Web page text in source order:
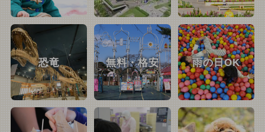
恐竜 無料・格安 雨の日OK